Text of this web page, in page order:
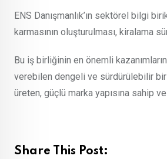
ENS Danışmanlık’ın sektörel bilgi
karmasının oluşturulması, kiralama
Bu iş birliğinin en önemli
verebilen dengeli ve sürdürülebilir bir
üreten, güçlü marka yapısına sahip
Share This Post: